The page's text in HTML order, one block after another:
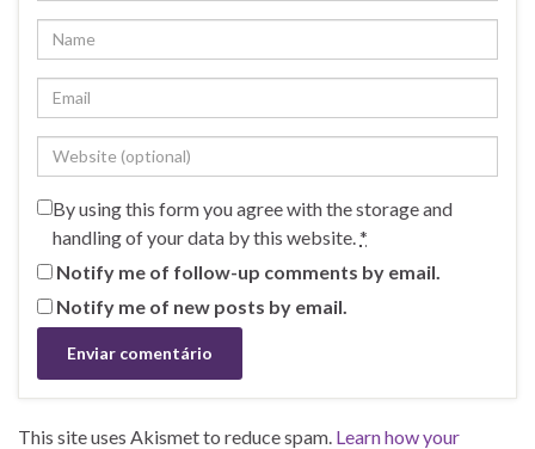
By using this form you agree with the storage and
handling of your data by this website.*
Notify me of follow-up comments by email.
Notify me of new posts by email.
This site uses Akismet to reduce spam. Learn how your